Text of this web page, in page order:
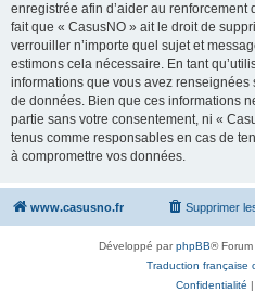
enregistrée afin d’aider au renforcement
fait que « CasusNO » ait le droit de
verrouiller n’importe quel sujet et
estimons cela nécessaire. En tant
informations que vous avez
de données. Bien que ces informations
partie sans votre consentement, ni «
tenus comme responsables en cas de
à compromettre vos données.
www.casusno.fr Supprimer
Développé parphpBB®
Traduction française
Confidentialité |